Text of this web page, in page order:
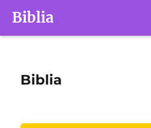
Biblia
Biblia